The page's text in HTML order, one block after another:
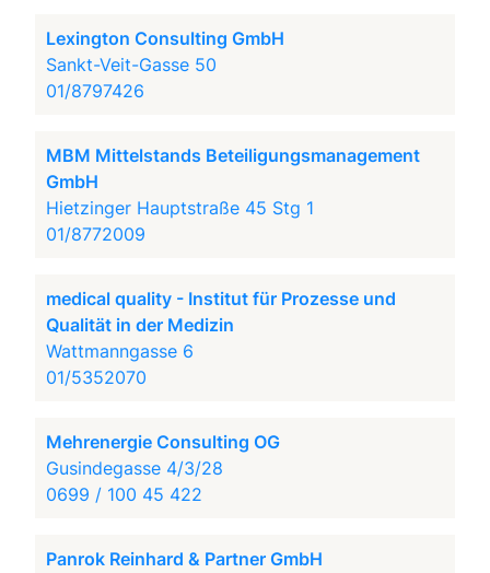
Lexington Consulting GmbH
Sankt-Veit-Gasse 50
01/8797426
MBM Mittelstands Beteiligungsmanagement
GmbH
Hietzinger Hauptstraße 45 Stg 1
01/8772009
medical quality - Institut für Prozesse und
Qualität in der Medizin
Wattmanngasse 6
01/5352070
Mehrenergie Consulting OG
Gusindegasse 4/3/28
0699 / 100 45 422
Panrok Reinhard & Partner GmbH